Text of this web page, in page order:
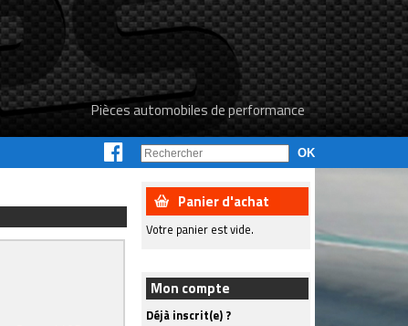
Pièces automobiles de performance
Panier d'achat
Votre panier est vide.
Mon compte
Déjà inscrit(e) ?